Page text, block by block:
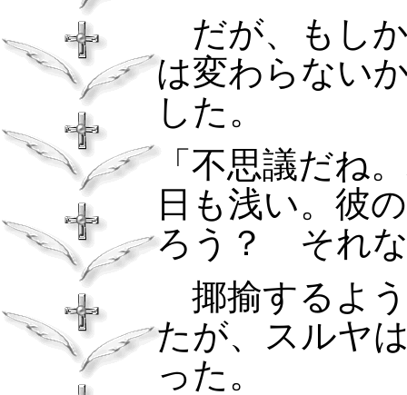
だが、もし
は変わらない
した。
「不思議だね
日も浅い。彼
ろう？ それ
揶揄するよ
たが、スルヤ
った。